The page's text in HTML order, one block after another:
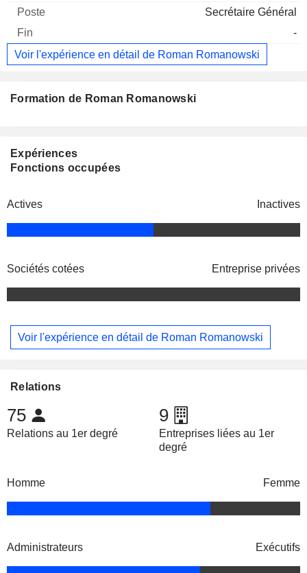
Secrétaire Général
-
Voir l'expérience en détail de Roman Romanowski
Formation de Roman Romanowski
Expériences
Fonctions occupées
Actives Inactives
Sociétés cotées Entreprise privées
Voir l'expérience en détail de Roman Romanowski
Relations
75
Relations au 1er degré
9
Entreprises liées au 1er
degré
Homme Femme
Administrateurs Exécutifs